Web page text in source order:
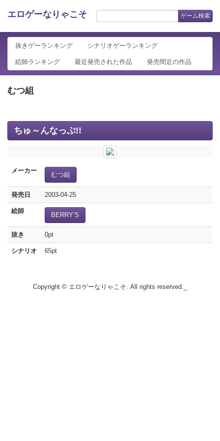
エロゲーなりゃこそ ゲーム検索
抜きゲーランキング シナリオゲーランキング
絵師ランキング 最近発売された作品 発売間近の作品
むつ組
ちゅ～んなっぷ!!
メーカー
むつ組
発売日 2003-04-25
絵師
BERRY’S
抜き 0pt
シナリオ 65pt
Copyright © エロゲーなりゃこそ. All rights reserved._